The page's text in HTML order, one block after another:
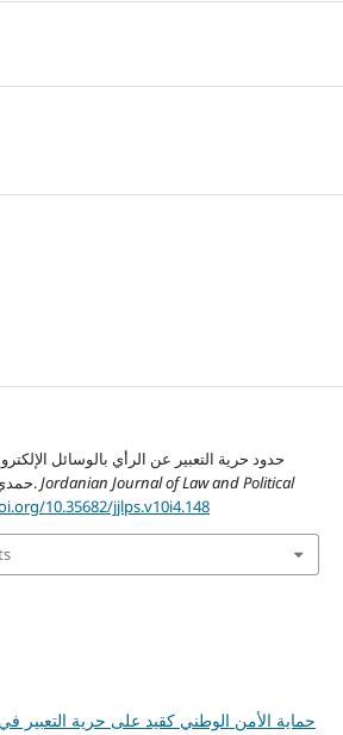
حدود حرية التعبير عن الرأي بالوسائل
حمدي سليمان القبيلات . (2022).Jordanian Journal of Law and Political
10.35682/jjlps.v10i4.148
حماية الأمن الوطني كقيد على حرية التعبير في